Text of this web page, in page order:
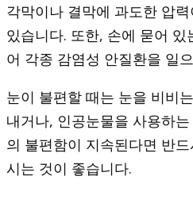
각막이나 결막에 과도한 압
있습니다. 또한, 손에 묻어
어 각종 감염성 안질환을 일
눈이 불편할 때는 눈을 비비
내거나, 인공눈물을 사용하
의 불편함이 지속된다면 반
시는 것이 좋습니다.